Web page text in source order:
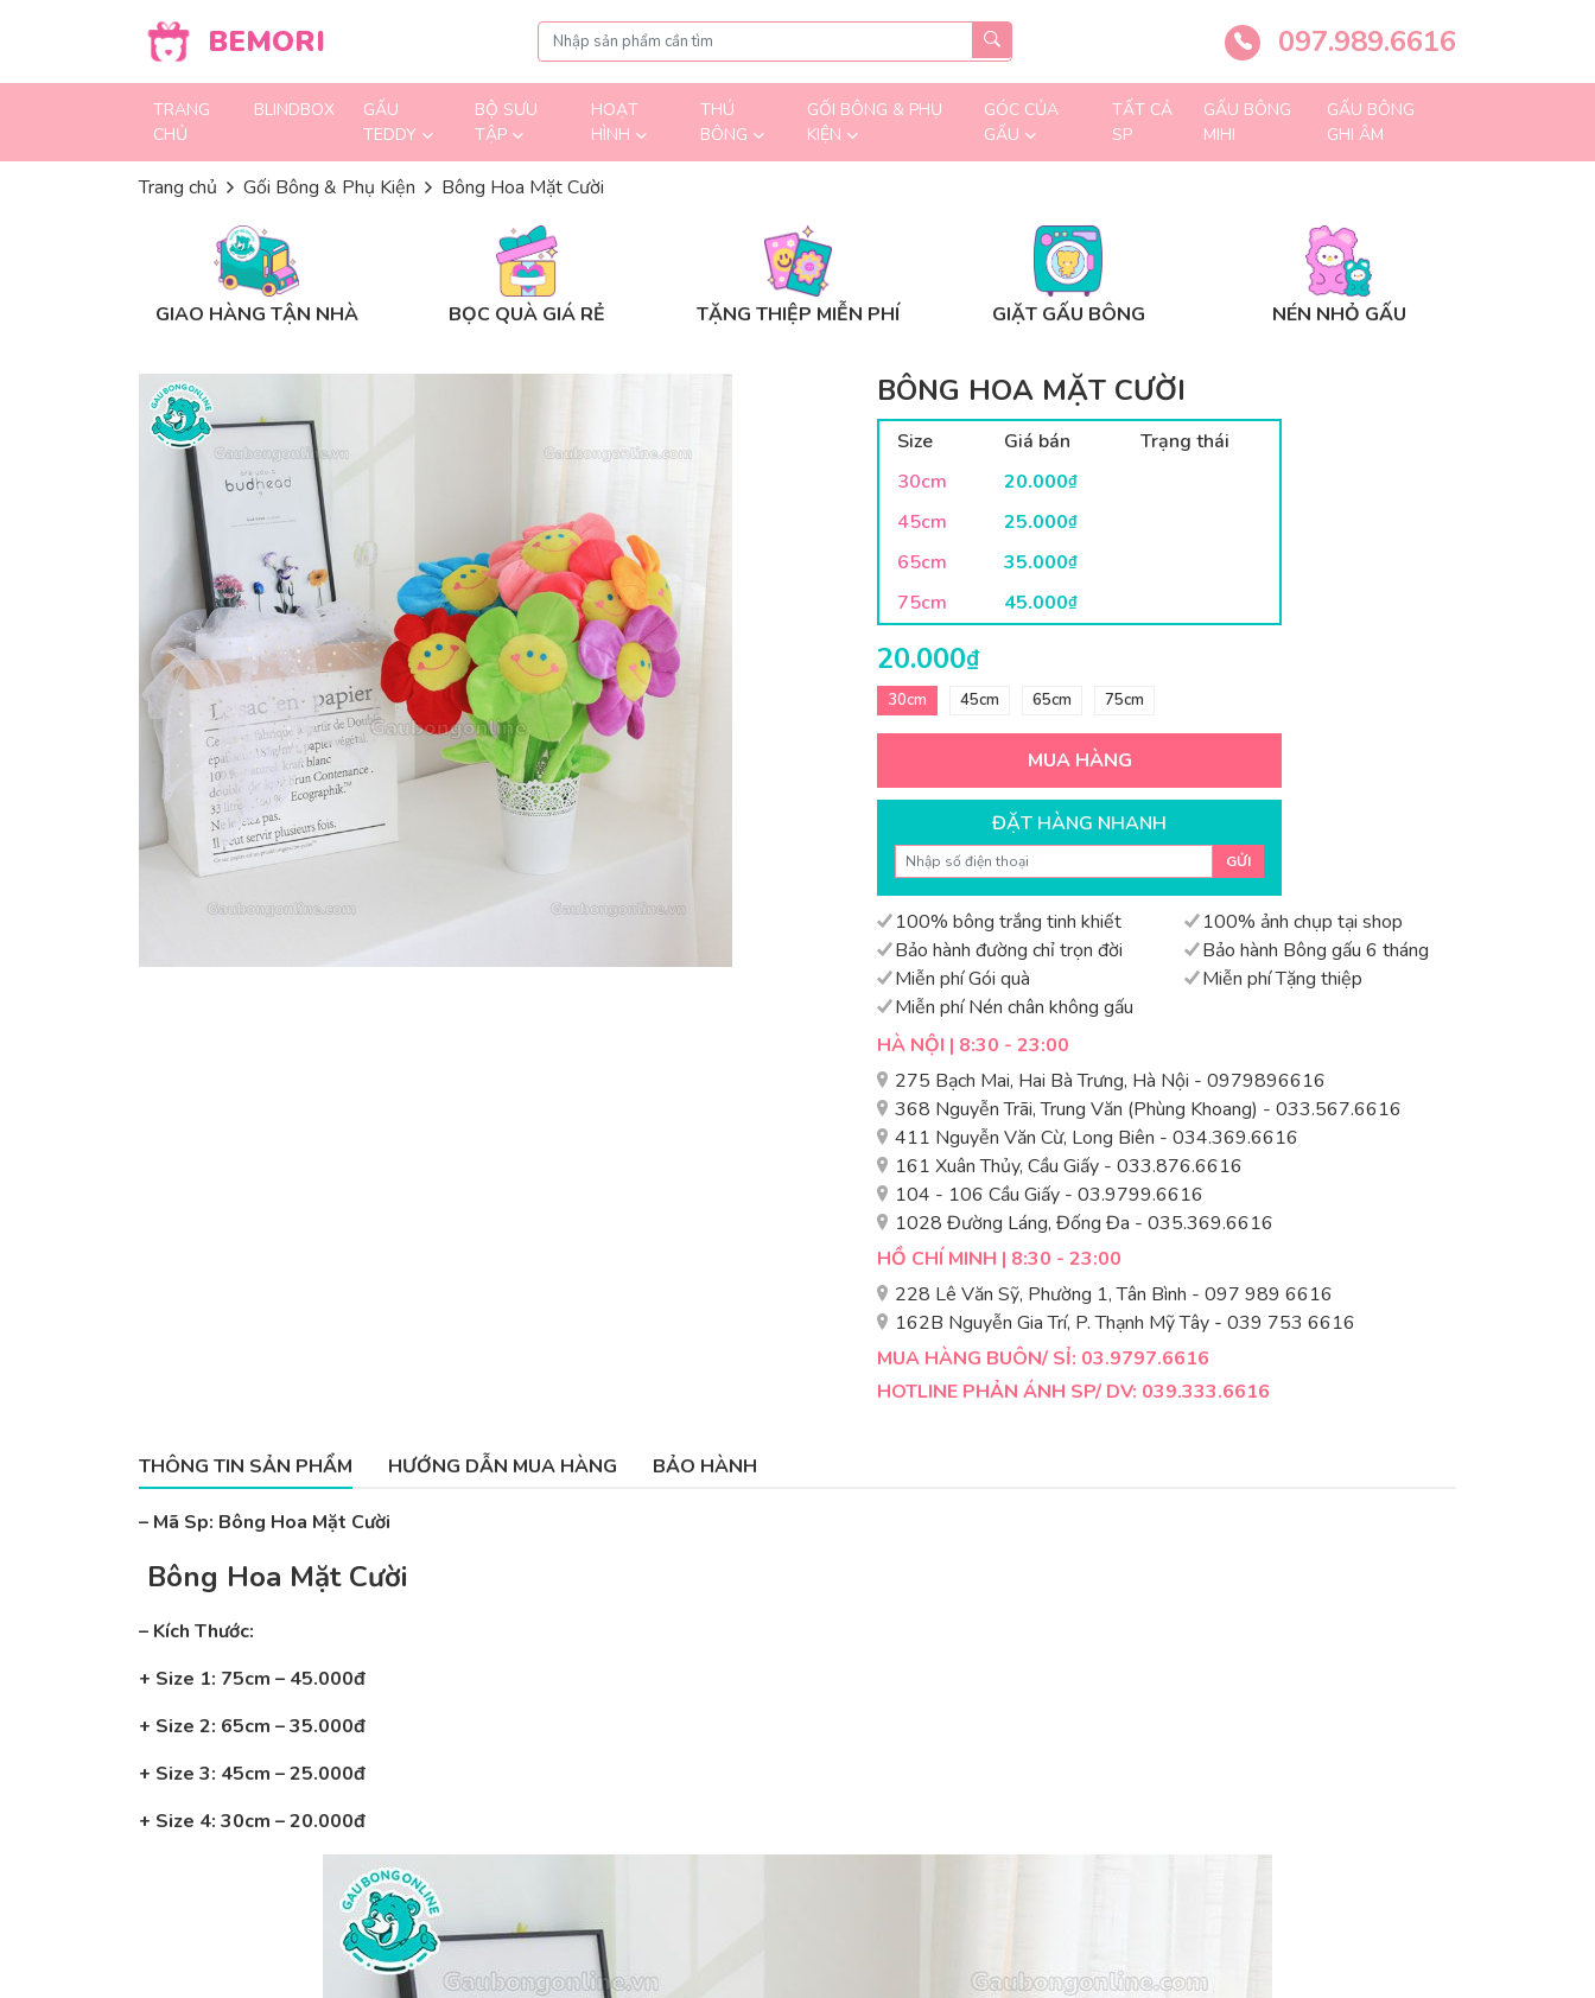
BEMORI 097.989.6616
TRANG
CHỦ
BLINDBOX
GẤU
TEDDY
BỘ SƯU
TẬP
HOẠT
HÌNH
THÚ
BÔNG
GỐI BÔNG & PHỤ
KIỆN
GÓC CỦA
GẤU
TẤT CẢ
SP
GẤU BÔNG
MIHI
GẤU BÔNG
GHI ÂM
Trang chủ Gối Bông & Phụ Kiện Bông Hoa Mặt Cười
GIAO HÀNG TẬN NHÀ BỌC QUÀ GIÁ RẺ TẶNG THIỆP MIỄN PHÍ GIẶT GẤU BÔNG NÉN NHỎ GẤU
BÔNG HOA MẶT CƯỜI
Size Giá bán
Trạng thái
30cm
20.000₫
45cm 25.000₫
65cm 35.000₫
75cm 45.000₫
20.000₫
30cm 45cm 65cm 75cm
MUA HÀNG
ĐẶT HÀNG NHANH
GỬI
100% bông trắng tinh khiết
100% ảnh chụp tại shop
Bảo hành đường chỉ trọn đời
Bảo hành Bông gấu 6 tháng
Miễn phí Gói quà
Miễn phí Tặng thiệp
Miễn phí Nén chân không gấu
HÀ NỘI | 8:30 - 23:00
275 Bạch Mai, Hai Bà Trưng, Hà Nội - 0979896616
368 Nguyễn Trãi, Trung Văn (Phùng Khoang) - 033.567.6616
411 Nguyễn Văn Cừ, Long Biên - 034.369.6616
161 Xuân Thủy, Cầu Giấy - 033.876.6616
104 - 106 Cầu Giấy - 03.9799.6616
1028 Đường Láng, Đống Đa - 035.369.6616
HỒ CHÍ MINH | 8:30 - 23:00
228 Lê Văn Sỹ, Phường 1, Tân Bình - 097 989 6616
162B Nguyễn Gia Trí, P. Thạnh Mỹ Tây - 039 753 6616
MUA HÀNG BUÔN/ SỈ: 03.9797.6616
HOTLINE PHẢN ÁNH SP/ DV: 039.333.6616
THÔNG TIN SẢN PHẨM HƯỚNG DẪN MUA HÀNG BẢO HÀNH
– Mã Sp: Bông Hoa Mặt Cười
Bông Hoa Mặt Cười
– Kích Thước:
+ Size 1: 75cm – 45.000đ
+ Size 2: 65cm – 35.000đ
+ Size 3: 45cm – 25.000đ
+ Size 4: 30cm – 20.000đ